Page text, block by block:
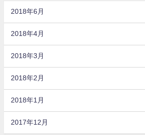
2018年6月
2018年4月
2018年3月
2018年2月
2018年1月
2017年12月